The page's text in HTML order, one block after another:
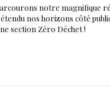
notre magnifique
nos horizons côté
section Zéro Déchet !